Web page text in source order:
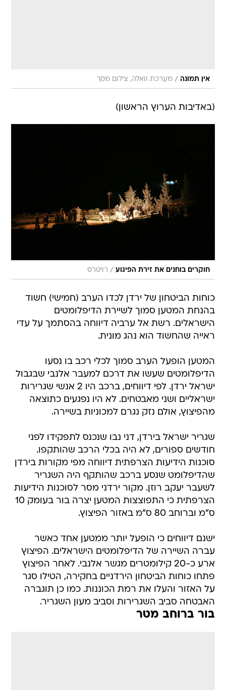
אין תמונה / מערכת וואלה, צילום מסך
(באדיבות הערוץ הראשון)
חוקרים בוחנים את זירת הפיגוע / רויטרס
כוחות הביטחון של ירדן לכדו הערב (חמישי) חשוד
בהנחת המטען סמוך לשיירת הדיפלומטים
הישראלים. רשת אל ערביה דיווחה בהסתמך על עדי
ראייה שהחשוד הוא נהג מונית.
המטען הופעל הערב סמוך לכלי רכב בו נסעו
הדיפלומטים שעשו את דרכם למעבר אלנבי שבגבול
ישראל ירדן. לפי דיווחים, ברכב היו 2 אנשי שגרירות
ישראליים ושני מאבטחים. לא היו נפגעים כתוצאה
מהפיצוץ, אולם נזק נגרם למכוניות בשיירה.
שגריר ישראל בירדן, דני נבו שנכנס לתפקידו לפני
חודשים ספורים, לא היה בכלי הרכב שהותקפו.
סוכנות הידיעות הצרפתית דיווחה מפי מקורות בירדן
שהדיפלומט שנסע ברכב שהותקף היה השגריר
לשעבר יעקב רוזן. מקור ירדני מסר לסוכנות הידיעות
הצרפתית כי התפוצצות המטען יצרה בור בעומק 10
ס"מ וברוחב 80 ס"מ באזור הפיצוץ.
ישנם דיווחים כי הופעל יותר ממטען אחד כאשר
עברה השיירה של הדיפלומטים הישראלים. הפיצוץ
ארע כ-20 קילומטרים מגשר אלנבי. לאחר הפיצוץ
פתחו כוחות הביטחון הירדניים בחקירה, הטילו סגר
על האזור והעלו את רמת הכוננות. כמו כן תוגברה
האבטחה סביב השגרירות וסביב מעון השגריר.
בור ברוחב מטר